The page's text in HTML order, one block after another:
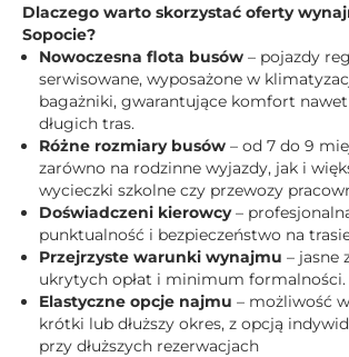
Dlaczego warto skorzystać oferty
Sopocie?
Nowoczesna flota busów – pojazdy
serwisowane, wyposażone w
bagażniki, gwarantujące komfort
długich tras.
Różne rozmiary busów – od 7 do 9
zarówno na rodzinne wyjazdy, jak i
wycieczki szkolne czy przewozy
Doświadczeni kierowcy–
punktualność i bezpieczeństwo na
Przejrzyste warunki wynajmu – jasne
ukrytych opłat i minimum formalności.
Elastyczne opcje najmu – możliwość
krótki lub dłuższy okres, z opcją
przy dłuższych rezerwacjach